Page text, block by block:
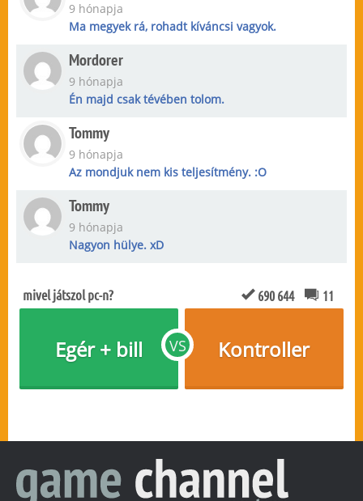
9 hónapja
Ma megyek rá, rohadt kíváncsi vagyok.
Mordorer
9 hónapja
Én majd csak tévében tolom.
Tommy
9 hónapja
Az mondjuk nem kis teljesítmény. :O
Tommy
9 hónapja
Nagyon hülye. xD
mivel játszol pc-n? 690 644 11
VS
Egér + bill Kontroller